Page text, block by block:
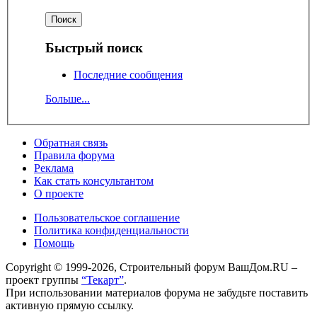
Быстрый поиск
Последние сообщения
Больше...
Обратная связь
Правила форума
Реклама
Как стать консультантом
О проекте
Пользовательское соглашение
Политика конфиденциальности
Помощь
Copyright © 1999-2026, Строительный форум ВашДом.RU –
проект группы “Текарт”.
При использовании материалов форума не забудьте поставить
активную прямую ссылку.